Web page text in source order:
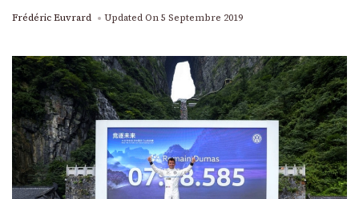
Frédéric Euvrard Updated On5 Septembre 2019